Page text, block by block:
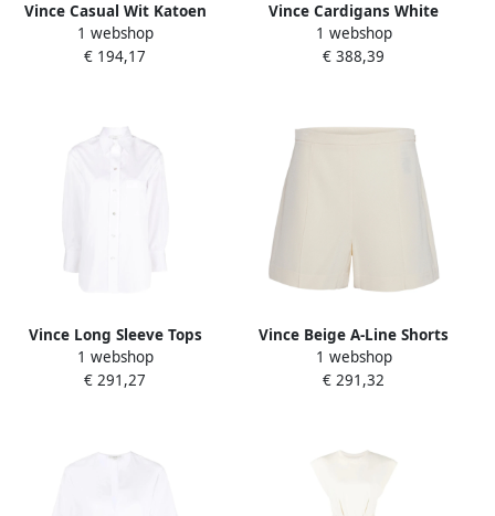
Vince Casual Wit Katoen
Elastaan Shorts White
Dames
1 webshop
€ 194,17
Vince Cardigans White
Dames
1 webshop
€ 388,39
Vince Long Sleeve Tops
White Dames
1 webshop
€ 291,27
Vince Beige A-Line Shorts
White Dames
1 webshop
€ 291,32